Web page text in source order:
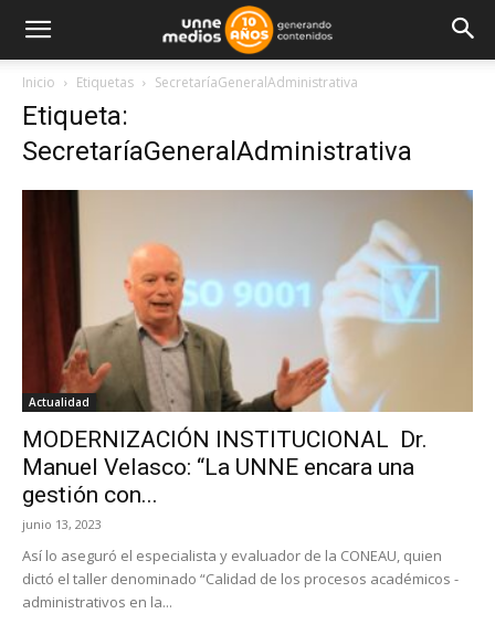
Inicio Etiquetas SecretaríaGeneralAdministrativa
Etiqueta:
SecretaríaGeneralAdministrativa
Actualidad
MODERNIZACIÓN INSTITUCIONAL Dr.
Manuel Velasco: “La UNNE encara una
gestión con...
junio 13, 2023
Así lo aseguró el especialista y evaluador de la CONEAU, quien
dictó el taller denominado “Calidad de los procesos académicos -
administrativos en la...